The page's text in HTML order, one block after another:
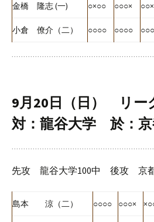
金橋 隆志 (一) ○×○○ ○○○×
小倉 僚介（二） ○○○○ ○○○○
9月20日（日） リー
対：龍谷大学 於：京
先攻 龍谷大学100中 後攻 京都
島本 涼（二） ○○○○ ○○○×